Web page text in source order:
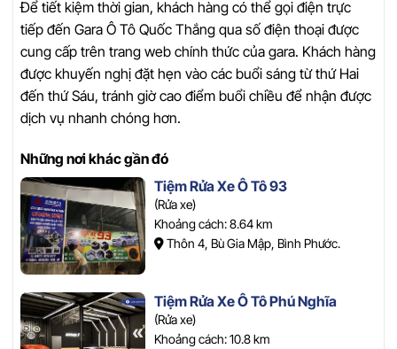
Để tiết kiệm thời gian, khách hàng có thể gọi điện trực
tiếp đến Gara Ô Tô Quốc Thắng qua số điện thoại được
cung cấp trên trang web chính thức của gara. Khách hàng
được khuyến nghị đặt hẹn vào các buổi sáng từ thứ Hai
đến thứ Sáu, tránh giờ cao điểm buổi chiều để nhận được
dịch vụ nhanh chóng hơn.
Những nơi khác gần đó
Tiệm Rửa Xe Ô Tô 93
(Rửa xe)
Khoảng cách: 8.64 km
Thôn 4, Bù Gia Mập, Bình Phước.
Tiệm Rửa Xe Ô Tô Phú Nghĩa
(Rửa xe)
Khoảng cách: 10.8 km